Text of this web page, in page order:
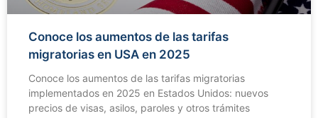
Conoce los aumentos de las tarifas
migratorias en USA en 2025
Conoce los aumentos de las tarifas migratorias
implementados en 2025 en Estados Unidos: nuevos
precios de visas, asilos, paroles y otros trámites